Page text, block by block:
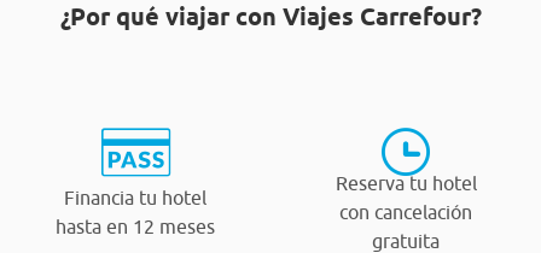
¿Por qué viajar con Viajes Carrefour?
Financia tu hotel
hasta en 12 meses
Reserva tu hotel
con cancelación
gratuita